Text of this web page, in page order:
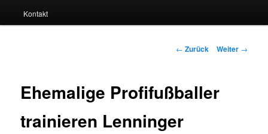
Kontakt
Beitrags-
← Zurück Weiter →
Ehemalige Profifußballer
trainieren Lenninger